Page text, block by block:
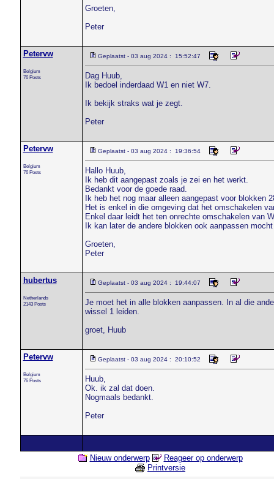
Groeten,
Peter
Petervw
Belgium
76 Posts
Geplaatst - 03 aug 2024 : 15:52:47
Dag Huub,
Ik bedoel inderdaad W1 en niet W7.
Ik bekijk straks wat je zegt.
Peter
Petervw
Belgium
76 Posts
Geplaatst - 03 aug 2024 : 19:36:54
Hallo Huub,
Ik heb dit aangepast zoals je zei en het werkt.
Bedankt voor de goede raad.
Ik heb het nog maar alleen aangepast voor blokken
Het is enkel in die omgeving dat het omschakelen
Enkel daar leidt het ten onrechte omschakelen van
Ik kan later de andere blokken ook aanpassen
Groeten,
Peter
hubertus
Netherlands
2143 Posts
Geplaatst - 03 aug 2024 : 19:44:07
Je moet het in alle blokken aanpassen. In al die
wissel 1 leiden.
groet, Huub
Petervw
Belgium
76 Posts
Geplaatst - 03 aug 2024 : 20:10:52
Huub,
Ok. ik zal dat doen.
Nogmaals bedankt.
Peter
Nieuw onderwerp
Reageer op onderwerp
Printversie